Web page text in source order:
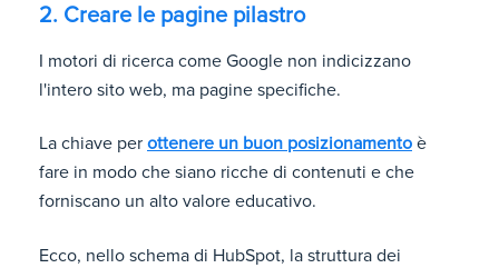
2. Creare le pagine pilastro
I motori di ricerca come Google non indicizzano
l'intero sito web, ma pagine specifiche.
La chiave per ottenere un buon posizionamento è
fare in modo che siano ricche di contenuti e che
forniscano un alto valore educativo.
Ecco, nello schema di HubSpot, la struttura dei